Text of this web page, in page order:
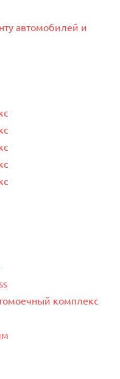
автомобилей и
комплекс